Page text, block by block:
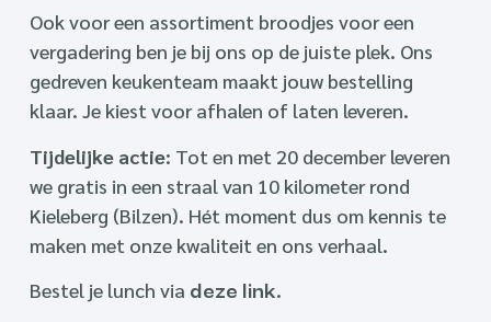
Ook voor een assortiment broodjes voor een
vergadering ben je bij ons op de juiste plek. Ons
gedreven keukenteam maakt jouw bestelling
klaar. Je kiest voor afhalen of laten leveren.
Tijdelijke actie: Tot en met 20 december leveren
we gratis in een straal van 10 kilometer rond
Kieleberg (Bilzen). Hét moment dus om kennis te
maken met onze kwaliteit en ons verhaal.
Bestel je lunch via deze link.